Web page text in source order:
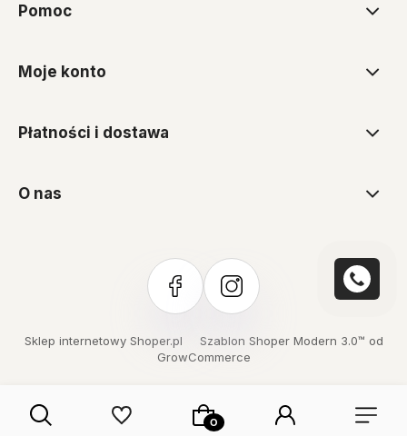
Pomoc
Moje konto
Płatności i dostawa
O nas
Sklep internetowy Shoper.pl Szablon Shoper Modern 3.0™ od
GrowCommerce